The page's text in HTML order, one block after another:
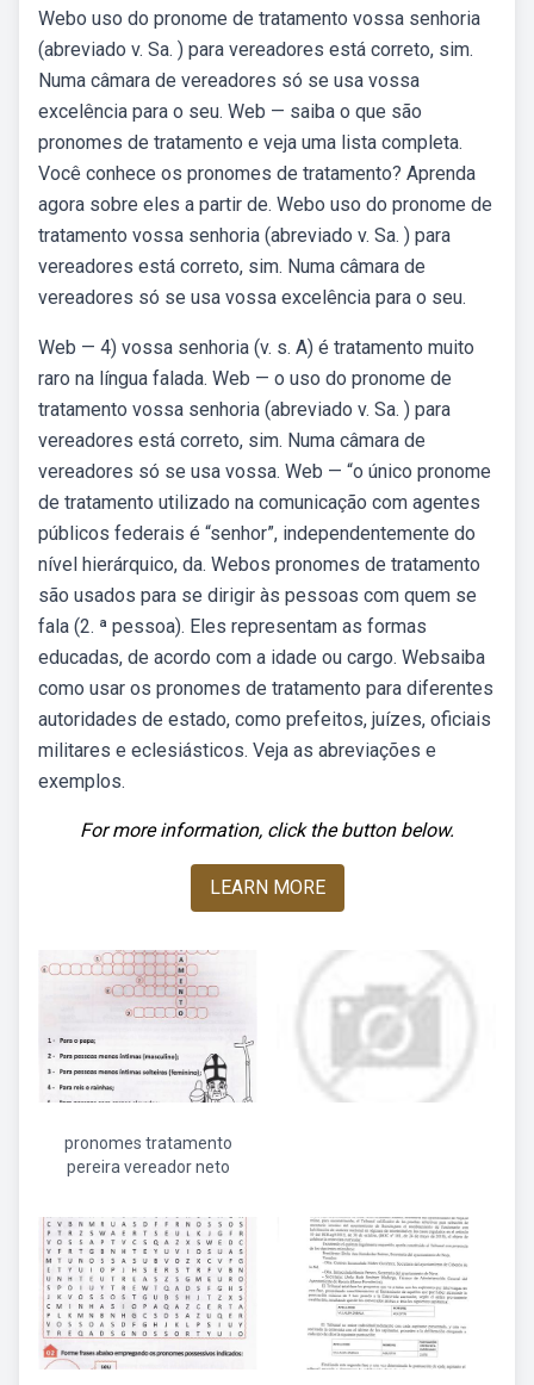
Webo uso do pronome de tratamento vossa senhoria
(abreviado v. Sa. ) para vereadores está correto, sim.
Numa câmara de vereadores só se usa vossa
excelência para o seu. Web — saiba o que são
pronomes de tratamento e veja uma lista completa.
Você conhece os pronomes de tratamento? Aprenda
agora sobre eles a partir de. Webo uso do pronome de
tratamento vossa senhoria (abreviado v. Sa. ) para
vereadores está correto, sim. Numa câmara de
vereadores só se usa vossa excelência para o seu.
Web — 4) vossa senhoria (v. s. A) é tratamento muito
raro na língua falada. Web — o uso do pronome de
tratamento vossa senhoria (abreviado v. Sa. ) para
vereadores está correto, sim. Numa câmara de
vereadores só se usa vossa. Web — “o único pronome
de tratamento utilizado na comunicação com agentes
públicos federais é “senhor”, independentemente do
nível hierárquico, da. Webos pronomes de tratamento
são usados para se dirigir às pessoas com quem se
fala (2. ª pessoa). Eles representam as formas
educadas, de acordo com a idade ou cargo. Websaiba
como usar os pronomes de tratamento para diferentes
autoridades de estado, como prefeitos, juízes, oficiais
militares e eclesiásticos. Veja as abreviações e
exemplos.
For more information, click the button below.
LEARN MORE
pronomes tratamento
pereira vereador neto